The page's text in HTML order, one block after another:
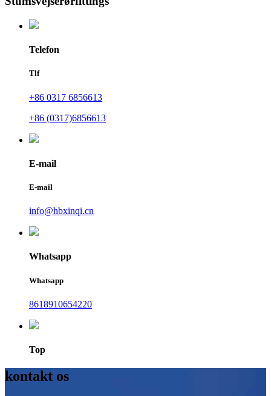
Telefon
Tlf
+86 0317 6856613
+86 (0317)6856613
E-mail
E-mail
info@hbxinqi.cn
Whatsapp
Whatsapp
8618910654220
Top
kontakt os